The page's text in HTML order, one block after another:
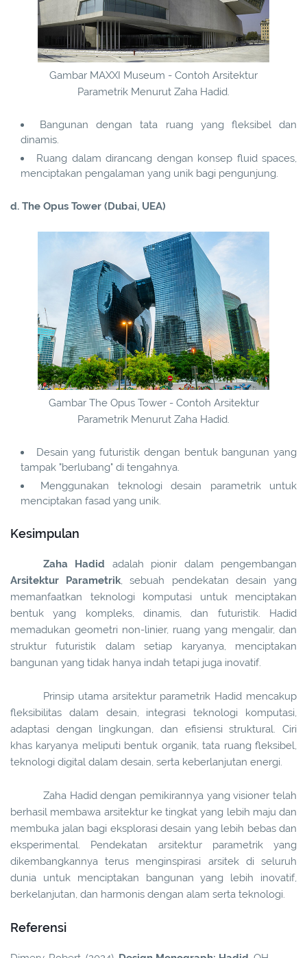
Gambar MAXXI Museum - Contoh Arsitektur
Parametrik Menurut Zaha Hadid.
Bangunan dengan tata ruang yang fleksibel dan
dinamis.
Ruang dalam dirancang dengan konsep fluid spaces,
menciptakan pengalaman yang unik bagi pengunjung.
d. The Opus Tower (Dubai, UEA)
Gambar The Opus Tower - Contoh Arsitektur
Parametrik Menurut Zaha Hadid.
Desain yang futuristik dengan bentuk bangunan yang
tampak "berlubang" di tengahnya.
Menggunakan teknologi desain parametrik untuk
menciptakan fasad yang unik.
Kesimpulan
Zaha Hadid adalah pionir dalam pengembangan
Arsitektur Parametrik, sebuah pendekatan desain yang
memanfaatkan teknologi komputasi untuk menciptakan
bentuk yang kompleks, dinamis, dan futuristik. Hadid
memadukan geometri non-linier, ruang yang mengalir, dan
struktur futuristik dalam setiap karyanya, menciptakan
bangunan yang tidak hanya indah tetapi juga inovatif.
Prinsip utama arsitektur parametrik Hadid mencakup
fleksibilitas dalam desain, integrasi teknologi komputasi,
adaptasi dengan lingkungan, dan efisiensi struktural. Ciri
khas karyanya meliputi bentuk organik, tata ruang fleksibel,
teknologi digital dalam desain, serta keberlanjutan energi.
Zaha Hadid dengan pemikirannya yang visioner telah
berhasil membawa arsitektur ke tingkat yang lebih maju dan
membuka jalan bagi eksplorasi desain yang lebih bebas dan
eksperimental. Pendekatan arsitektur parametrik yang
dikembangkannya terus menginspirasi arsitek di seluruh
dunia untuk menciptakan bangunan yang lebih inovatif,
berkelanjutan, dan harmonis dengan alam serta teknologi.
Referensi